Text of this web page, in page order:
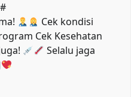
Cek kondisi
Cek Kesehatan
Selalu jaga